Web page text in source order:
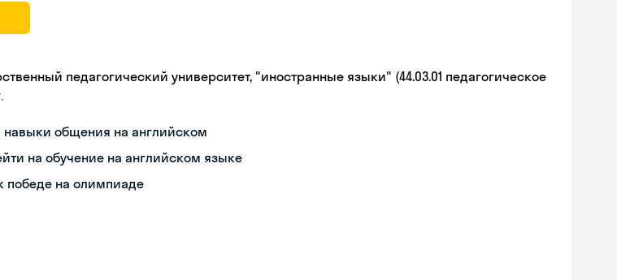
педагогический университет, "иностранные языки" (44.03.01 педагогическое
навыки общения на английском
на обучение на английском языке
победе на олимпиаде